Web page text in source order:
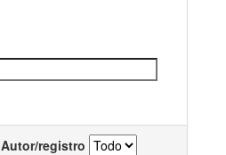
Autor/registro